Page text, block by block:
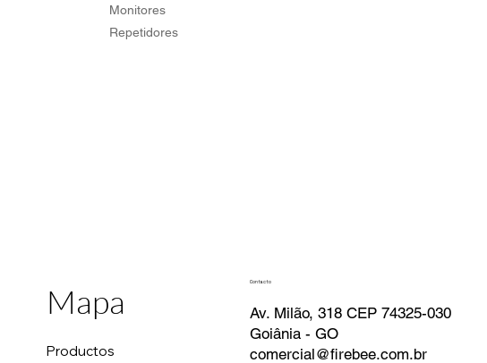
Mapa
Productos
Contacto
Av. Milão, 318 CEP 74325-030
Goiânia - GO
comercial@firebee.com.br
Monitores
Repetidores